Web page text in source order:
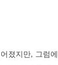
졌지만, 그럼